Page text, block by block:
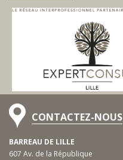
CONTACTEZ-NOUS
BARREAU DE LILLE
607 Av. de la République